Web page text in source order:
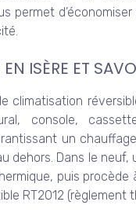
permet
ISÈRE ET
climatisation
console,
un
dehors. Dans le
puis procède
RT2012 (règlement